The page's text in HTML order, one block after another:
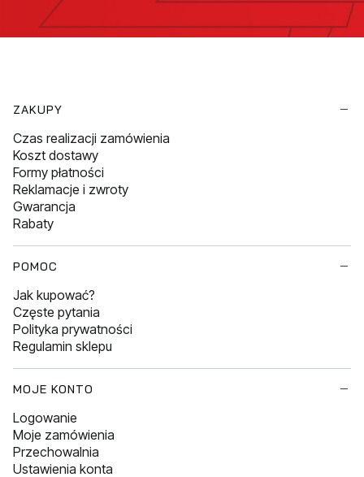
ZAKUPY
Czas realizacji zamówienia
Koszt dostawy
Formy płatności
Reklamacje i zwroty
Gwarancja
Rabaty
POMOC
Jak kupować?
Częste pytania
Polityka prywatności
Regulamin sklepu
MOJE KONTO
Logowanie
Moje zamówienia
Przechowalnia
Ustawienia konta